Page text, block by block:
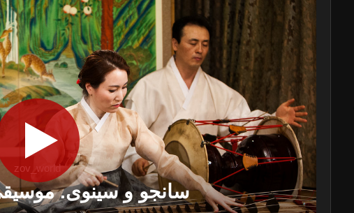
zov_world
سانجو و سینوی.